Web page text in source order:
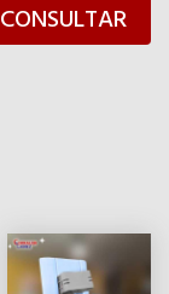
CONSULTAR